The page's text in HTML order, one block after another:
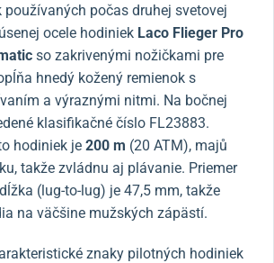
počas druhej svetovej
ocele hodiniek Laco Flieger Pro
so zakrivenými nožičkami pre
hnedý kožený remienok s
a výraznými nitmi. Na bočnej
klasifikačné číslo FL23883.
hodiniek je 200 m (20 ATM), majů
takže zvládnu aj plávanie. Priemer
(lug-to-lug) je 47,5 mm, takže
na väčšine mužských zápästí.
znaky pilotných hodiniek